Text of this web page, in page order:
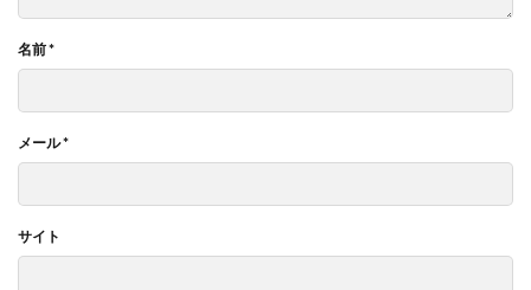
名前*
メール*
サイト